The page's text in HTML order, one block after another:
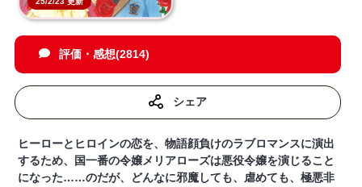
評価・感想(2814)
シェア
ヒーローとヒロインの恋を、物語顔負けのラブロマンスに演出
するため、国一番の令嬢メリアローズは悪役令嬢を演じること
になった……のだが、どんなに邪魔しても、虐めても、極悪非